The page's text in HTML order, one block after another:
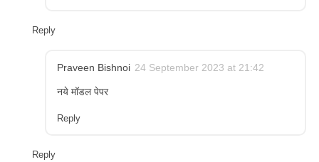
Reply
Praveen Bishnoi 24 September 2023 at 21:42
नये मॉडल पेपर
Reply
Reply